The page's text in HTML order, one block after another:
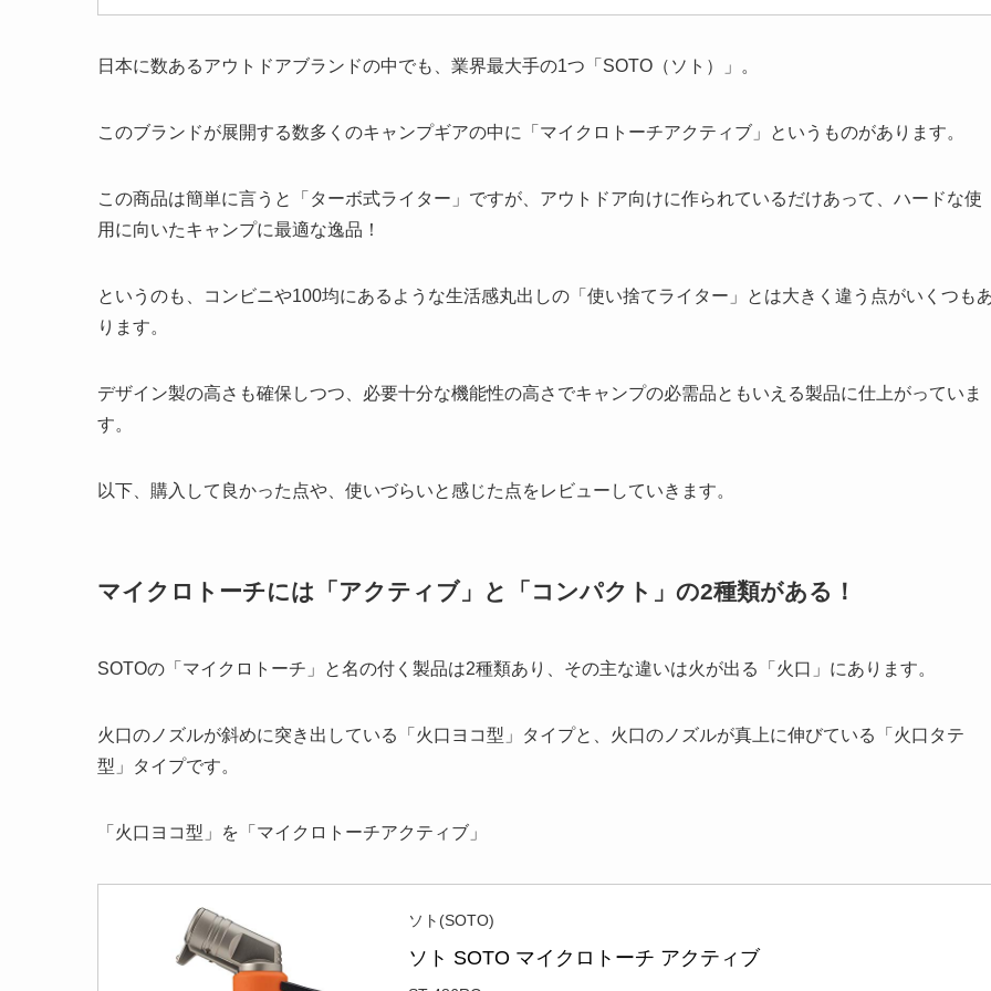
日本に数あるアウトドアブランドの中でも、業界最大手の1つ「SOTO（ソト）」。
このブランドが展開する数多くのキャンプギアの中に「マイクロトーチアクティブ」というものがあります。
この商品は簡単に言うと「ターボ式ライター」ですが、アウトドア向けに作られているだけあって、ハードな使
用に向いたキャンプに最適な逸品！
というのも、コンビニや100均にあるような生活感丸出しの「使い捨てライター」とは大きく違う点がいくつも
ります。
デザイン製の高さも確保しつつ、必要十分な機能性の高さでキャンプの必需品ともいえる製品に仕上がっていま
す。
以下、購入して良かった点や、使いづらいと感じた点をレビューしていきます。
マイクロトーチには「アクティブ」と「コンパクト」の2種類がある！
SOTOの「マイクロトーチ」と名の付く製品は2種類あり、その主な違いは火が出る「火口」にあります。
火口のノズルが斜めに突き出している「火口ヨコ型」タイプと、火口のノズルが真上に伸びている「火口タテ
型」タイプです。
「火口ヨコ型」を「マイクロトーチアクティブ」
ソト(SOTO)
ソト SOTO マイクロトーチ アクティブ